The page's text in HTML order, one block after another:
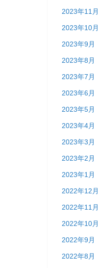
2023年11月
2023年10月
2023年9月
2023年8月
2023年7月
2023年6月
2023年5月
2023年4月
2023年3月
2023年2月
2023年1月
2022年12月
2022年11月
2022年10月
2022年9月
2022年8月